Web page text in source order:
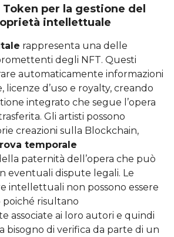
Token per la gestione del
intellettuale
rappresenta una delle
degli NFT. Questi
automaticamente informazioni
licenze d’uso e royalty, creando
integrato che segue l’opera
Gli artisti possono
creazioni sulla Blockchain,
temporale
paternità dell’opera che può
eventuali dispute legali. Le
intellettuali non possono essere
risultano
associate ai loro autori e quindi
bisogno di verifica da parte di un